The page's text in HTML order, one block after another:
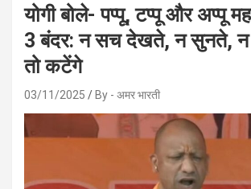
योगी बोले- पप्पू, टप्पू और अप्पू
3 बंदर: न सच देखते, न सुनते, न
तो कटेंगे
03/11/2025 By - अमर भारती